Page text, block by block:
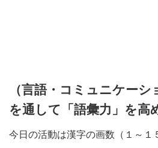
（言語・コミュニケー
を通して「語彙力」を高
今日の活動は漢字の画数（１～１